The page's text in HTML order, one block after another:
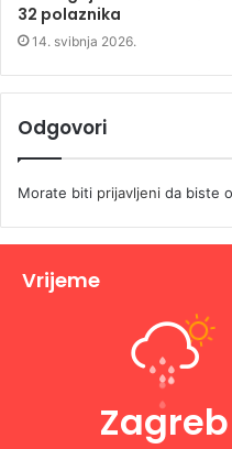
32 polaznika
14. svibnja 2026.
Odgovori
Morate biti prijavljeni da biste
Vrijeme
Zagreb